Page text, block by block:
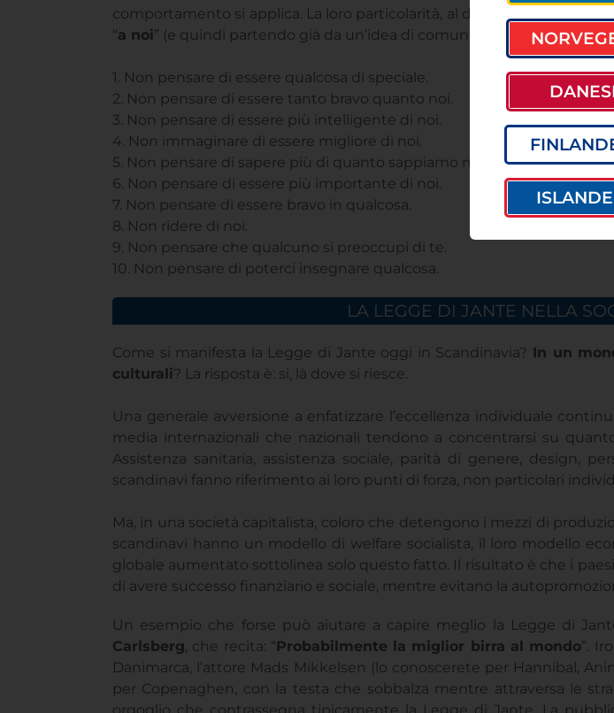
comportamento si applica. La loro particolarità, al di là di quello che
“a noi” (e quindi partendo già da un’idea di comunità):
1. Non pensare di essere qualcosa di speciale.
2. Non pensare di essere tanto bravo quanto noi.
3. Non pensare di essere più intelligente di noi.
4. Non immaginare di essere migliore di noi.
5. Non pensare di sapere più di quanto sappiamo noi.
6. Non pensare di essere più importante di noi.
7. Non pensare di essere bravo in qualcosa.
8. Non ridere di noi.
9. Non pensare che qualcuno si preoccupi di te.
10. Non pensare di poterci insegnare qualcosa.
LA LEGGE DI JANTE NELLA
Come si manifesta la Legge di Jante oggi in Scandinavia? In un
culturali? La risposta è: si, là dove si riesce.
Una generale avversione a enfatizzare l’eccellenza individuale
media internazionali che nazionali tendono a concentrarsi su
Assistenza sanitaria, assistenza sociale, parità di genere, design,
scandinavi fanno riferimento ai loro punti di forza, non particolari
Ma, in una società capitalista, coloro che detengono i mezzi di
scandinavi hanno un modello di welfare socialista, il loro modello
globale aumentato sottolinea solo questo fatto. Il risultato è che i
di avere successo finanziario e sociale, mentre evitano la
Un esempio che forse può aiutare a capire meglio la Legge di
Carlsberg , che recita: “Probabilmente la miglior birra al mondo”.
Danimarca, l’attore Mads Mikkelsen (lo conoscerete per Hannibal,
per Copenaghen, con la testa che sobbalza mentre attraversa le
orgoglio che contrassegna tipicamente la Legge di Jante. La